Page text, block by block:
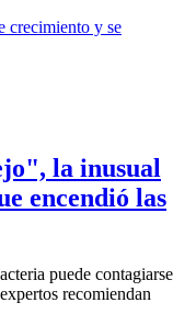
la inusual
encendió las
puede contagiarse
recomiendan